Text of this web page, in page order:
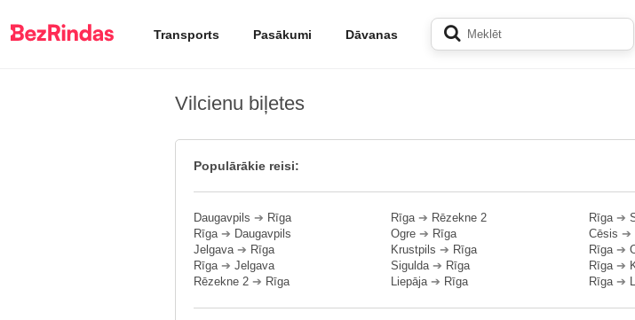
Transports Pasākumi Dāvanas
Vilcienu biļetes
Populārākie reisi:
Daugavpils ➔ Rīga
Rīga➔ Daugavpils
Jelgava➔ Rīga
Rīga➔ Jelgava
Rēzekne 2 ➔ Rīga
Rīga➔ Rēzekne 2
Ogre ➔ Rīga
Krustpils ➔ Rīga
Sigulda➔ Rīga
Liepāja➔ Rīga
Rīga➔
Cēsis ➔
Rīga➔
Rīga➔
Rīga➔